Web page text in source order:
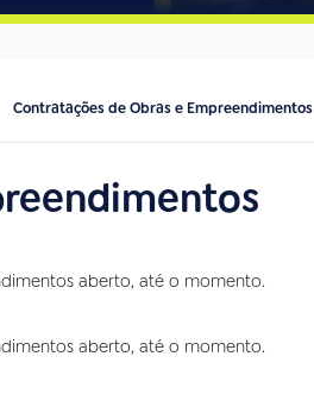
Contratações de Obras e Empreendimentos
aberto, até o momento.
aberto, até o momento.